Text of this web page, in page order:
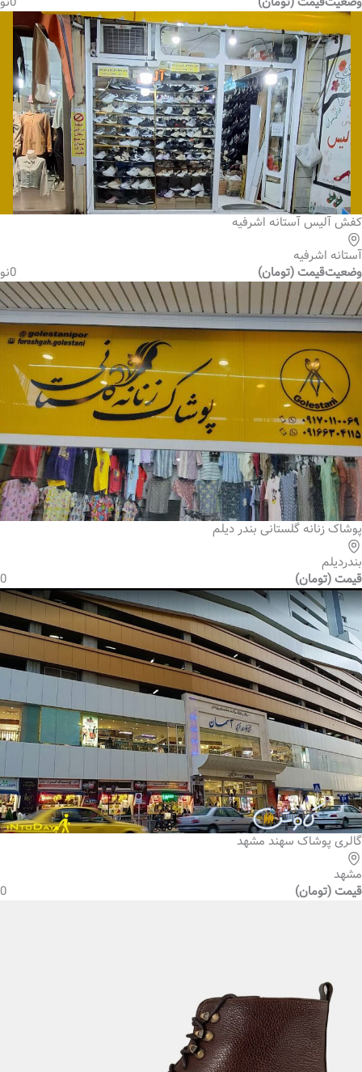
کفش آلیس آستانه اشرفیه
آستانه اشرفیه
وضعیت
نو قیمت (تومان) 0
پوشاک زنانه گلستانی بندر دیلم
بندردیلم
قیمت (تومان)
0
گالری پوشاک سهند مشهد
مشهد
قیمت (تومان)
0